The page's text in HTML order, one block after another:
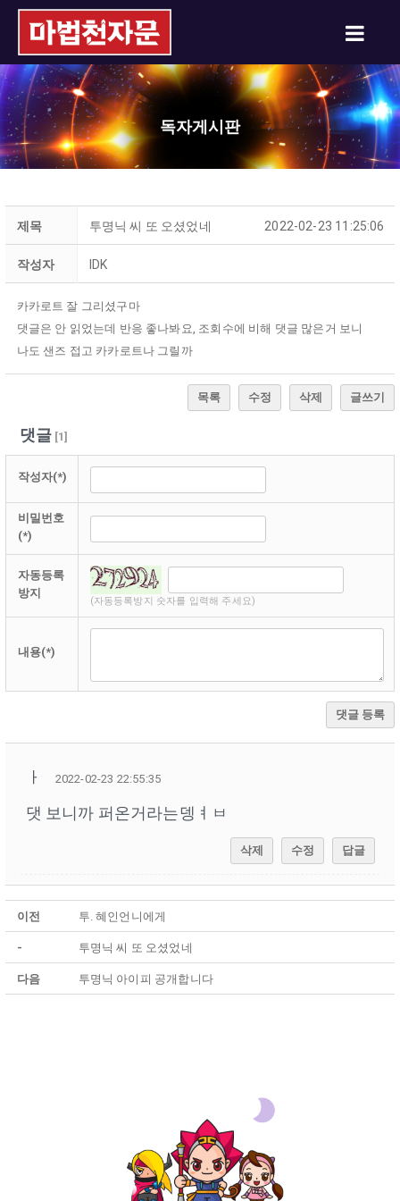
독자게시판
제목 투명닉 씨 또 오셨었네 2022-02-23 11:25:06
작성자 IDK
카카로트 잘 그리셨구마
댓글은 안 읽었는데 반응 좋나봐요, 조회수에 비해 댓글 많은거 보니
나도 샌즈 접고 카카로트나 그릴까
목록 수정 삭제 글쓰기
댓글[1]
작성자(*)
비밀번호
(*)
자동등록
방지
(자동등록방지 숫자를 입력해 주세요)
내용(*)
댓글 등록
ㅏ 2022-02-23 22:55:35
댓 보니까 퍼온거라는뎅ㅕㅂ
삭제 수정 답글
이전 투. 혜인언니에게
- 투명닉 씨 또 오셨었네
다음 투명닉 아이피 공개합니다